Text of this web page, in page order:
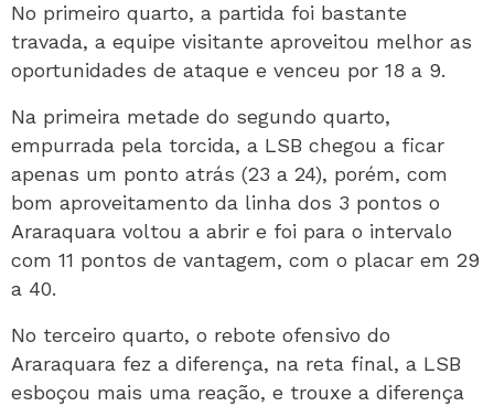
No primeiro quarto, a partida foi bastante
travada, a equipe visitante aproveitou melhor as
oportunidades de ataque e venceu por 18 a 9.
Na primeira metade do segundo quarto,
empurrada pela torcida, a LSB chegou a ficar
apenas um ponto atrás (23 a 24), porém, com
bom aproveitamento da linha dos 3 pontos o
Araraquara voltou a abrir e foi para o intervalo
com 11 pontos de vantagem, com o placar em 29
a 40.
No terceiro quarto, o rebote ofensivo do
Araraquara fez a diferença, na reta final, a LSB
esboçou mais uma reação, e trouxe a diferença